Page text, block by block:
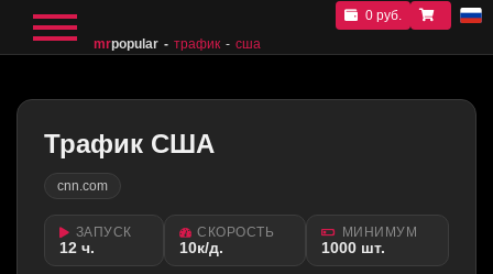
mrpopular трафик сша
0 руб.
Трафик США
cnn.com
ЗАПУСК
12 ч.
СКОРОСТЬ
10к/д.
МИНИМУМ
1000 шт.